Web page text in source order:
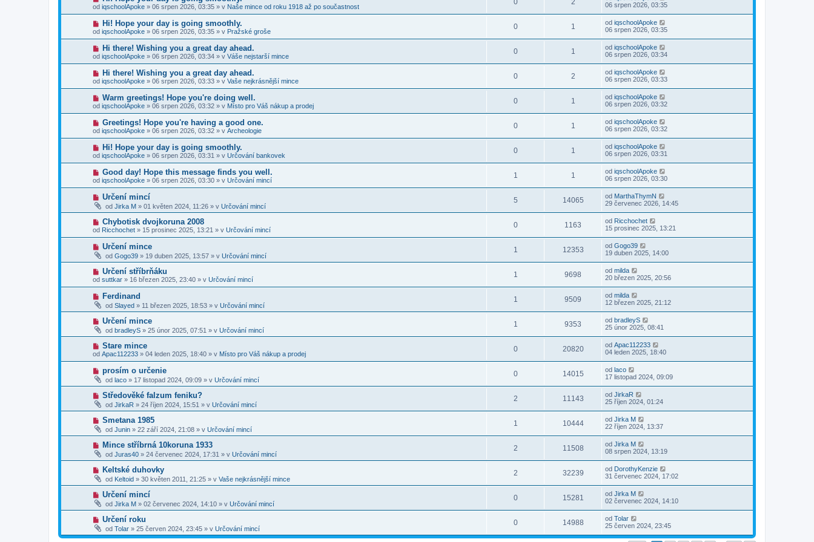
e
k
p
ě
v
e
k
ř
í
p
ě
v
e
k
o
v
ý
p
ř
í
p
ě
v
e
k
od iqschoolApoke » 06 srpen 2026, 03:35 » v Naše mince od roku 1918 až po součastnost
0 2
06 srpen 2026, 03:35
N
o
v
ý
p
ř
í
p
ě
v
e
k
Hi! Hope your day is going smoothly.
od iqschoolApoke » 06 srpen 2026, 03:35 » v Pražské groše
0 1 od iqschoolApoke
06 srpen 2026, 03:35
N
o
v
ý
p
ř
í
s
p
ě
v
e
k
Hi there! Wishing you a great day ahead.
od iqschoolApoke » 06 srpen 2026, 03:34 » v Váše nejstarší mince
0 1 od iqschoolApoke
06 srpen 2026, 03:34
N
o
v
ý
p
ř
í
s
p
ě
v
e
k
Hi there! Wishing you a great day ahead.
od iqschoolApoke » 06 srpen 2026, 03:33 » v Vaše nejkrásnější mince
0 2 od iqschoolApoke
06 srpen 2026, 03:33
N
o
v
p
ř
í
p
ě
v
e
k
Warm greetings! Hope you're doing well.
od iqschoolApoke » 06 srpen 2026, 03:32 » v Místo pro Váš nákup a prodej
0 1 od iqschoolApoke
06 srpen 2026, 03:32
N
o
v
ý
p
ř
í
s
p
ě
v
e
k
Greetings! Hope you're having a good one.
od iqschoolApoke » 06 srpen 2026, 03:32 » v Archeologie
0 1 od iqschoolApoke
06 srpen 2026, 03:32
N
o
v
p
ř
í
s
p
ě
v
e
k
Hi! Hope your day is going smoothly.
od iqschoolApoke » 06 srpen 2026, 03:31 » v Určování bankovek
0 1 od iqschoolApoke
06 srpen 2026, 03:31
N
o
v
ý
p
ř
í
s
p
ě
v
e
k
Good day! Hope this message finds you well.
od iqschoolApoke » 06 srpen 2026, 03:30 » v Určování mincí
1 1 od iqschoolApoke
06 srpen 2026, 03:30
N
v
p
ř
í
s
p
ě
v
e
k
Určení mincí
od Jirka M » 01 květen 2024, 11:26 » v Určování mincí
5 14065 od MarthaThymN
29 červenec 2026, 14:45
N
o
v
ý
p
ř
í
s
p
ě
v
e
k
Chybotisk dvojkoruna 2008
od Ricchochet » 15 prosinec 2025, 13:21 » v Určování mincí
0 1163 od Ricchochet
15 prosinec 2025, 13:21
N
v
ý
p
ř
í
p
ě
v
e
k
Určení mince
od Gogo39 » 19 duben 2025, 13:57 » v Určování mincí
1 12353 od Gogo39
19 duben 2025, 14:00
N
o
v
ý
p
ř
í
s
p
ě
v
e
k
Určení stříbrňáku
od suttkar » 16 březen 2025, 23:40 » v Určování mincí
1 9698 od milda
20 březen 2025, 20:56
N
v
ý
p
ř
í
s
p
ě
e
k
Ferdinand
od Slayed » 11 březen 2025, 18:53 » v Určování mincí
1 9509 od milda
12 březen 2025, 21:12
N
v
ý
p
ř
í
s
p
ě
v
e
k
Určení mince
od bradleyS » 25 únor 2025, 07:51 » v Určování mincí
1 9353 od bradleyS
25 únor 2025, 08:41
N
o
v
ř
í
s
p
ě
v
e
k
Stare mince
od Apac112233 » 04 leden 2025, 18:40 » v Místo pro Váš nákup a prodej
0 20820 od Apac112233
04 leden 2025, 18:40
N
o
v
ý
p
ř
í
s
p
ě
v
e
k
prosím o určenie
od laco » 17 listopad 2024, 09:09 » v Určování mincí
0 14015 od laco
17 listopad 2024, 09:09
N
v
ý
p
ř
í
p
ě
v
e
k
Středověké falzum feniku?
od JirkaR » 24 říjen 2024, 15:51 » v Určování mincí
2 11143 od JirkaR
25 říjen 2024, 01:24
N
v
ý
p
ř
í
p
ě
v
e
k
Smetana 1985
od Junin » 22 září 2024, 21:08 » v Určování mincí
1 10444 od Jirka M
22 říjen 2024, 13:37
N
v
ý
p
ř
í
s
p
ě
v
e
k
Mince stříbrná 10koruna 1933
od Juras40 » 24 červenec 2024, 17:31 » v Určování mincí
2 11508 od Jirka M
08 srpen 2024, 13:19
N
v
ý
p
ř
í
s
p
ě
Keltské duhovky
od Keltoid » 30 květen 2011, 21:25 » v Vaše nejkrásnější mince
2 32239 od DorothyKenzie
31 červenec 2024, 17:02
N
v
ý
p
ř
í
Určení mincí
od Jirka M » 02 červenec 2024, 14:10 » v Určování mincí
0 15281 od Jirka M
02 červenec 2024, 14:10
N
v
ý
Určení roku
od Tolar » 25 červen 2024, 23:45 » v Určování mincí
0 14988 od Tolar
25 červen 2024, 23:45